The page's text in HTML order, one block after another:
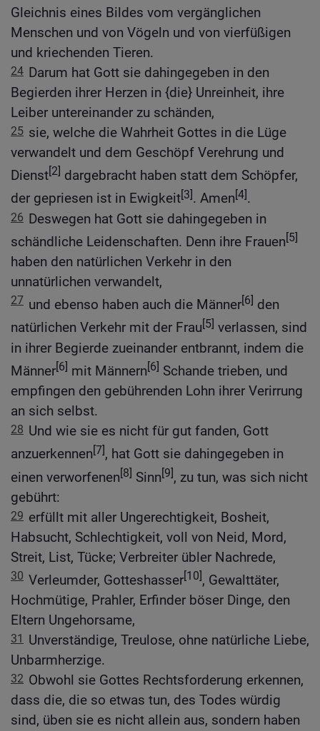
Gleichnis eines Bildes vom vergänglichen
Menschen und von Vögeln und von vierfüßigen
und kriechenden Tieren.
24 Darum hat Gott sie dahingegeben in den
Begierden ihrer Herzen in {die} Unreinheit, ihre
Leiber untereinander zu schänden,
25 sie, welche die Wahrheit Gottes in die Lüge
verwandelt und dem Geschöpf Verehrung und
Dienst[2] dargebracht haben statt dem Schöpfer,
der gepriesen ist in Ewigkeit[3]. Amen[4].
26 Deswegen hat Gott sie dahingegeben in
schändliche Leidenschaften. Denn ihre Frauen[5]
haben den natürlichen Verkehr in den
unnatürlichen verwandelt,
27 und ebenso haben auch die Männer[6] den
natürlichen Verkehr mit der Frau[5] verlassen, sind
in ihrer Begierde zueinander entbrannt, indem die
Männer[6] mit Männern[6] Schande trieben, und
empfingen den gebührenden Lohn ihrer Verirrung
an sich selbst.
28 Und wie sie es nicht für gut fanden, Gott
anzuerkennen[7], hat Gott sie dahingegeben in
einen verworfenen[8] Sinn[9], zu tun, was sich nicht
gebührt:
29 erfüllt mit aller Ungerechtigkeit, Bosheit,
Habsucht, Schlechtigkeit, voll von Neid, Mord,
Streit, List, Tücke; Verbreiter übler Nachrede,
30 Verleumder, Gotteshasser[10], Gewalttäter,
Hochmütige, Prahler, Erfinder böser Dinge, den
Eltern Ungehorsame,
31
Unverständige, Treulose, ohne natürliche Liebe,
Unbarmherzige.
32 Obwohl sie Gottes Rechtsforderung erkennen,
dass die, die so etwas tun, des Todes würdig
sind, üben sie es nicht allein aus, sondern haben